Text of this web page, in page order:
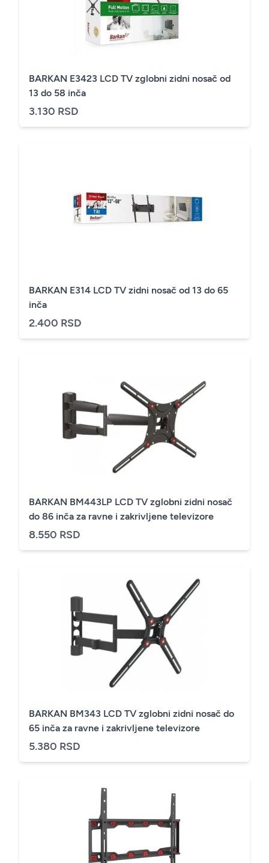
BARKAN E3423 LCD TV zglobni zidni nosač od
13 do 58 inča
3.130 RSD
BARKAN E314 LCD TV zidni nosač od 13 do 65
inča
2.400 RSD
BARKAN BM443LP LCD TV zglobni zidni nosač
do 86 inča za ravne i zakrivljene televizore
8.550 RSD
BARKAN BM343 LCD TV zglobni zidni nosač do
65 inča za ravne i zakrivljene televizore
5.380 RSD